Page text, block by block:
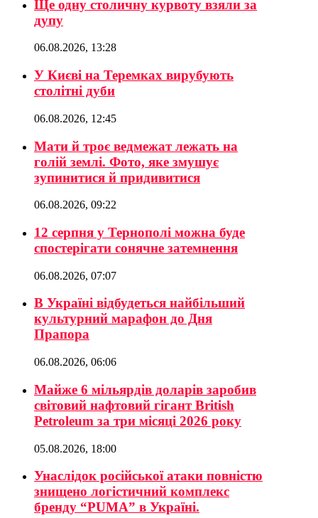
Ще одну столичну курвоту взяли за
дупу
06.08.2026, 13:28
У Києві на Теремках вирубують
столітні дуби
06.08.2026, 12:45
Мати й троє ведмежат лежать на
голій землі. Фото, яке змушує
зупинитися й придивитися
06.08.2026, 09:22
12 серпня у Тернополі можна буде
спостерігати сонячне затемнення
06.08.2026, 07:07
В Україні відбудеться найбільший
культурний марафон до Дня
Прапора
06.08.2026, 06:06
Майже 6 мільярдів доларів заробив
світовий нафтовий гігант British
Petroleum за три місяці 2026 року
05.08.2026, 18:00
Унаслідок російської атаки повністю
знищено логістичний комплекс
бренду “PUMA” в Україні.